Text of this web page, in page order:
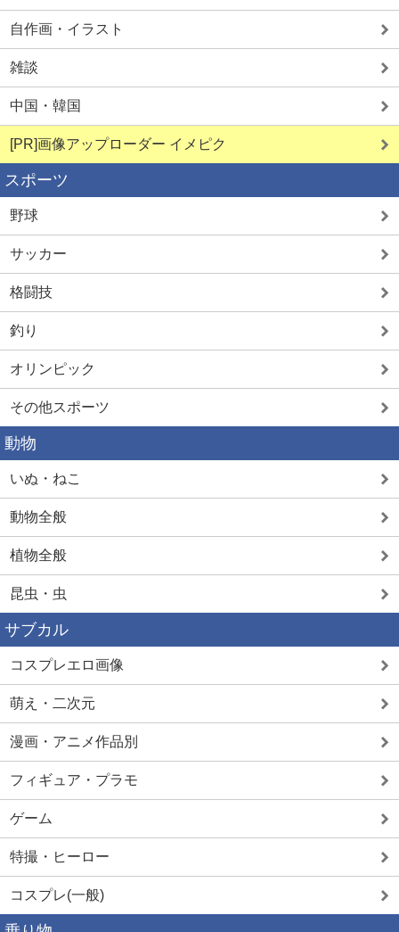
自作画・イラスト
雑談
中国・韓国
[PR]画像アップローダー イメピク
スポーツ
野球
サッカー
格闘技
釣り
オリンピック
その他スポーツ
動物
いぬ・ねこ
動物全般
植物全般
昆虫・虫
サブカル
コスプレエロ画像
萌え・二次元
漫画・アニメ作品別
フィギュア・プラモ
ゲーム
特撮・ヒーロー
コスプレ(一般)